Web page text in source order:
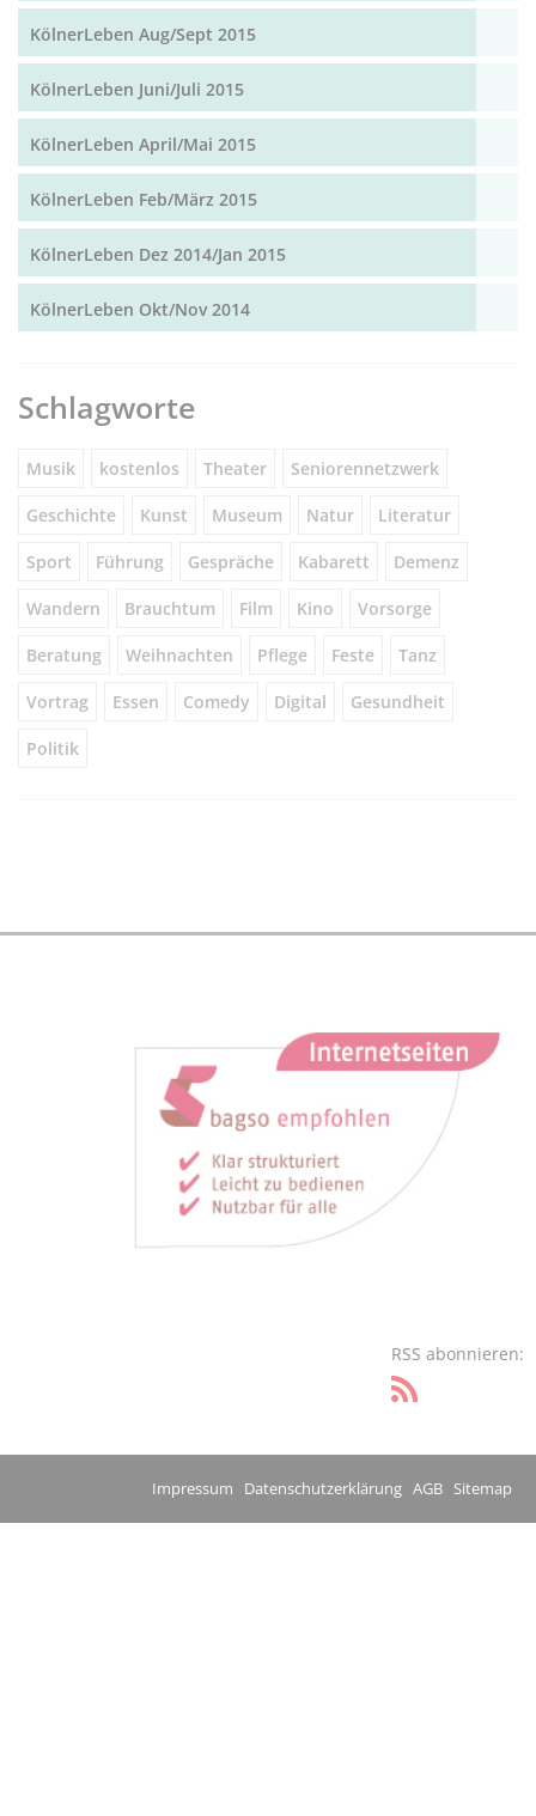
KölnerLeben Aug/Sept 2015
KölnerLeben Juni/Juli 2015
KölnerLeben April/Mai 2015
KölnerLeben Feb/März 2015
KölnerLeben Dez 2014/Jan 2015
KölnerLeben Okt/Nov 2014
Schlagworte
Musik kostenlos Theater Seniorennetzwerk
Geschichte Kunst Museum Natur Literatur
Sport Führung Gespräche Kabarett Demenz
Wandern Brauchtum Film Kino Vorsorge
Beratung Weihnachten Pflege Feste Tanz
Vortrag Essen Comedy Digital Gesundheit
Politik
RSS abonnieren:
Impressum Datenschutzerklärung AGB Sitemap